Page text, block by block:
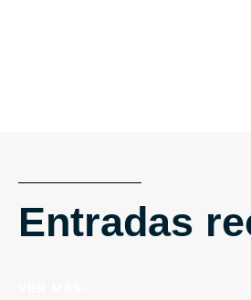
Entradas